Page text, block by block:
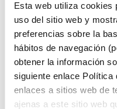
Esta web utiliza cookies
uso del sitio web y
preferencias sobre la
hábitos de navegación
obtener la información
siguiente enlace Política
enlaces a sitios web de
ajenas a este sitio web